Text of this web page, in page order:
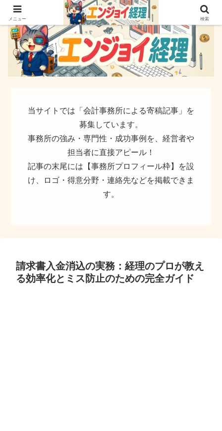
簿記でなく実務ができるサイト
当サイトでは「会計事務所による寄稿記事」を
募集しています。
事務所の強み・専門性・成功事例を、経営者や
担当者に直接アピール！
記事の末尾には【事務所プロフィール枠】を設
け、ロゴ・得意分野・連絡先などを掲載できま
す。
請求書入金消込の実務：経理のプロが教え
る効率化とミス防止のための完全ガイド
メニュー 検索